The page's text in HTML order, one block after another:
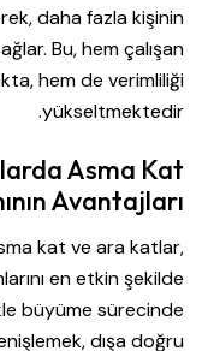
daha fazla kişinin
Bu, hem çalışan
hem de verimliliği
yükseltmektedir.
Asma Kat
Avantajları
kat ve ara katlar,
en etkin şekilde
büyüme sürecinde
dışa doğru